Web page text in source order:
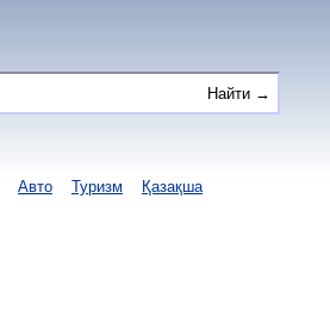
Авто Туризм Қазақша